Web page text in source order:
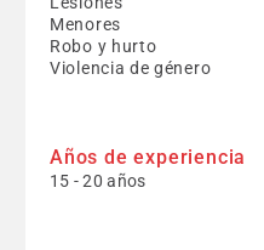
Menores
Robo y hurto
Violencia de género
Años de experiencia
15 - 20 años